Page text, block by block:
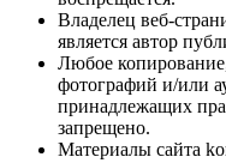
Владелец веб-
является автор
Любое
фотографий и/или
принадлежащих
запрещено.
Материалы сайта